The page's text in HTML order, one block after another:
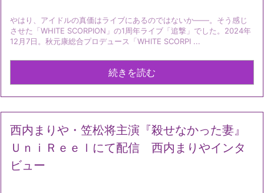
やはり、アイドルの真価はライブにあるのではないか――。そう感じ
させた「WHITE SCORPION」の1周年ライブ「追撃」でした。2024年
12月7日。秋元康総合プロデュース「WHITE SCORPI ...
続きを読む
西内まりや・笠松将主演『殺せなかった妻』
ＵｎｉＲｅｅｌにて配信 西内まりやインタ
ビュー